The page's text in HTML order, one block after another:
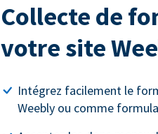
Collecte de
votre site
Intégrez facilement le
Weebly ou comme